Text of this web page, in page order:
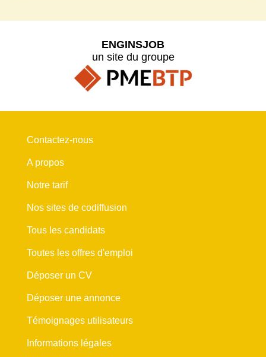
ENGINSJOB
un site du groupe
Contactez-nous
A propos
Notre tarif
Nos sites de codiffusion
Tous les candidats
Toutes les offres d'emploi
Déposer un CV
Déposer une annonce
Témoignages utilisateurs
Informations légales